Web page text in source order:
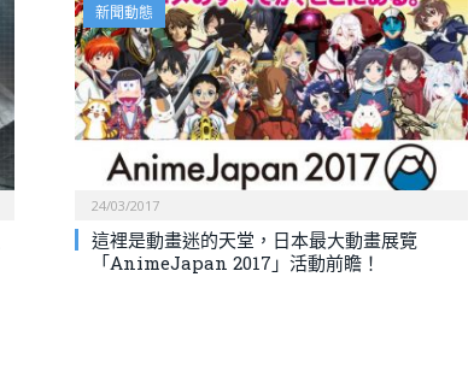
新聞動態
24/03/2017
這裡是動畫迷的天堂，日本最大動畫展覽
「AnimeJapan 2017」活動前瞻！